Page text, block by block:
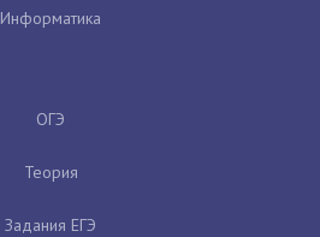
Информатика
ОГЭ
Теория
Задания ЕГЭ